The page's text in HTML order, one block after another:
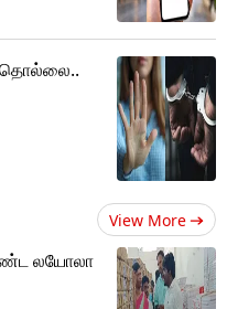
தொல்லை..
View More
லயோலா